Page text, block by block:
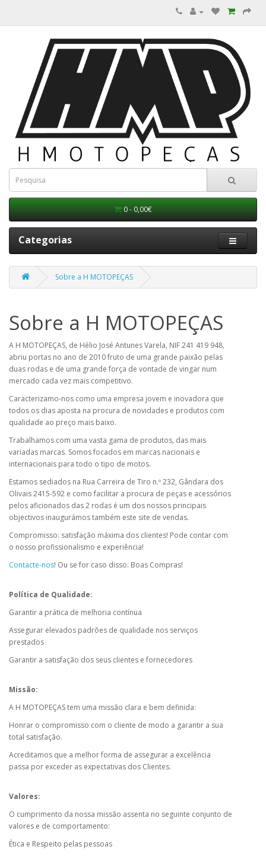
0 - 0,00€
Categorias
Sobre a H MOTOPEÇAS
Sobre a H MOTOPEÇAS
A H MOTOPEÇAS, de Hélio José Antunes Varela, NIF 241 419 948,
abriu portas no ano de 2010 fruto de uma grande paixão pelas
duas rodas e de uma grande força de vontade de vingar num
mercado cada vez mais competitivo.
Caracterizamo-nos como uma empresa jovem e inovadora que
todos os dias aposta na procura de novidades e produtos com
qualidade ao preço mais baixo.
Trabalhamos com uma vasta gama de produtos, das mais
variadas marcas. Somos focados em marcas nacionais e
internacionais para todo o tipo de motos.
Estamos sediados na Rua Carreira de Tiro n.º 232, Gândara dos
Olivais2415-592 e como facilitar a procura de peças e acessórios
pelos aficionados das 2 rodas é um dos nossos principais
objectivos inaugurámos também este site de vendas.
Compromisso: satisfação máxima dos clientes! Pode contar com
o nosso profissionalismo e experiência!
Contacte-nos! Ou se for caso disso: Boas Compras!
Política de Qualidade:
Garantir a prática de melhoria contínua
Assegurar elevados padrões de qualidade nos serviços
prestados
Garantir a satisfação dos seus clientes e fornecedores
Missão:
A H MOTOPEÇAS tem uma missão clara e bem definida:
Honrar o compromisso com o cliente de modo a garantir a sua
total satisfação.
Acreditamos que a melhor forma de assegurar a excelência
passa por exceder as expectativas dos Clientes.
Valores:
O cumprimento da nossa missão assenta no seguinte conjunto de
valores e de comportamento:
Ética e Respeito pelas pessoas